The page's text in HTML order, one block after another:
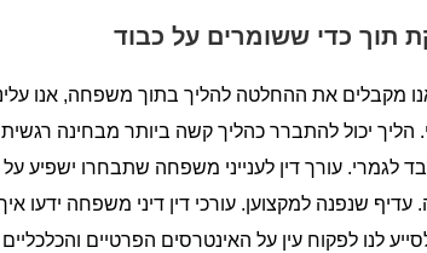
תוך כדי ששומרים על כבוד
מקבלים את ההחלטה להליך בתוך משפחה, אנו
יכול להתברר כהליך קשה ביותר מבחינה רגשית
לגמרי. עורך דין לענייני משפחה שתבחרו ישפיע
עדיף שנפנה למקצוען. עורכי דין דיני משפחה ידעו איך
לנו לפקוח עין על האינטרסים הפרטיים